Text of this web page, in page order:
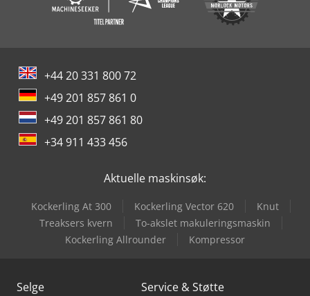
+44 20 331 800 72
+49 201 857 861 0
+49 201 857 861 80
+34 911 433 456
Aktuelle maskinsøk:
Kockerling At 300 Kockerling Vector 620
Knut
Treaksers kvern
To-akslet makuleringsmaskin
Kockerling Allrounder
Kompressor
Selge Service & Støtte